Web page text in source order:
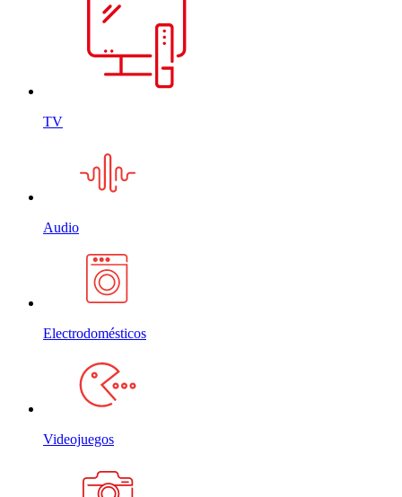
TV
Audio
Electrodomésticos
Videojuegos